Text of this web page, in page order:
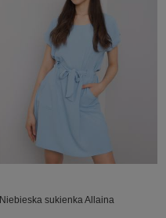
Niebieska sukienka Allaina